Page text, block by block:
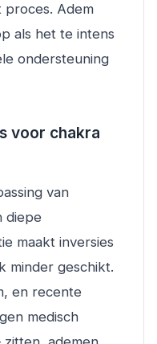
proces. Adem
als het te intens
ondersteuning
voor chakra
van
diepe
maakt inversies
minder geschikt.
en recente
medisch